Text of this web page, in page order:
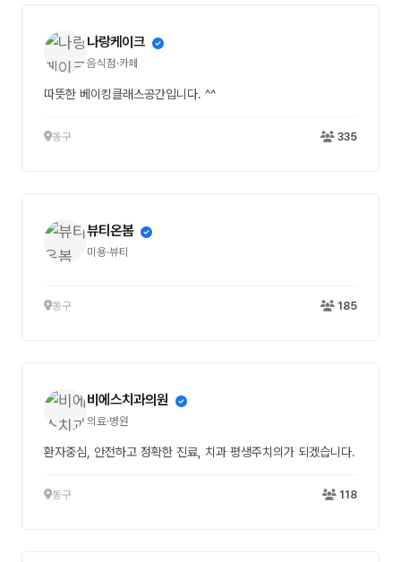
나랑케이크
음식점·카페
따뜻한 베이킹클래스공간입니다. ^^
동구 335
뷰티온봄
미용·뷰티
동구 185
비에스치과의원
의료·병원
환자중심, 안전하고 정확한 진료, 치과 평생주치의가 되겠습니다.
동구 118